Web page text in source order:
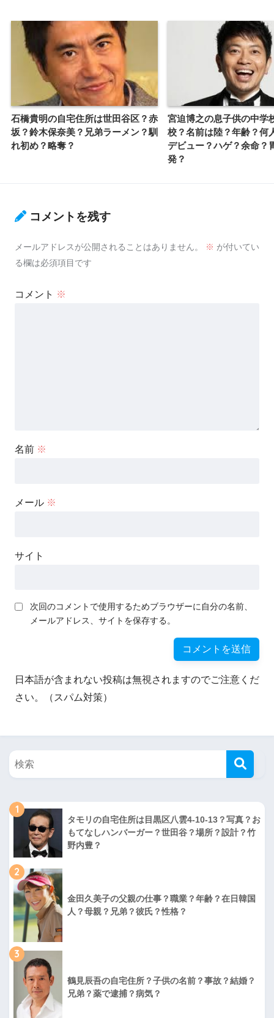
石橋貴明の自宅住所は世田谷区？赤
坂？鈴木保奈美？兄弟ラーメン？馴
れ初め？略奪？
宮迫博之の息子供の中学
校？名前は陸？年齢？何
デビュー？ハゲ？余命？
発？
コメントを残す
メールアドレスが公開されることはありません。 ※ が付いてい
る欄は必須項目です
コメント ※
名前 ※
メール ※
サイト
次回のコメントで使用するためブラウザーに自分の名前、
メールアドレス、サイトを保存する。
日本語が含まれない投稿は無視されますのでご注意くだ
さい。（スパム対策）
1
タモリの自宅住所は目黒区八雲4-10-13？写真？お
もてなしハンバーガー？世田谷？場所？設計？竹
野内豊？
2
金田久美子の父親の仕事？職業？年齢？在日韓国
人？母親？兄弟？彼氏？性格？
3
鶴見辰吾の自宅住所？子供の名前？事故？結婚？
兄弟？薬で逮捕？病気？